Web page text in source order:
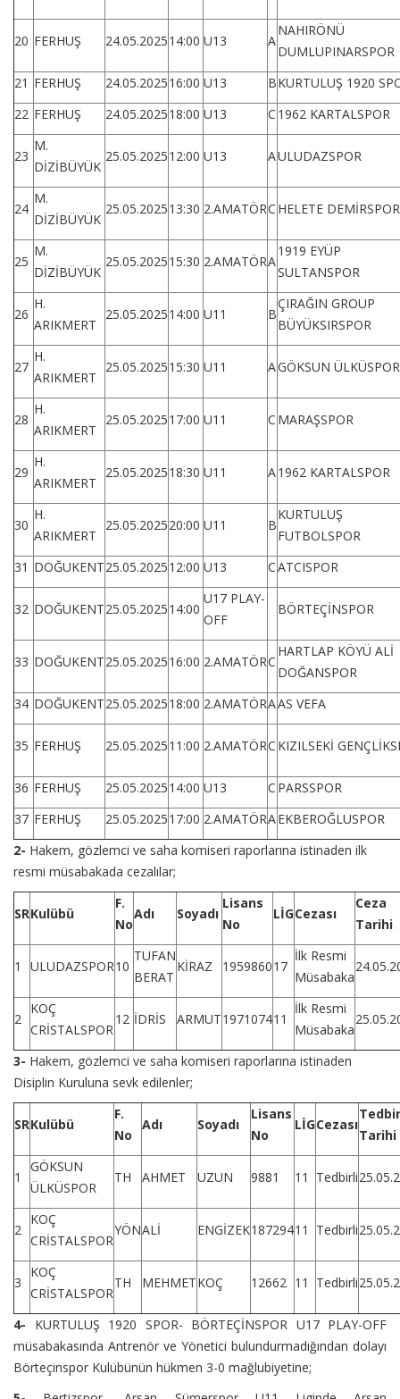
20 FERHUŞ 24.05.202514:00 U13 A
NAHIRÖNÜ
DUMLUPINARSPOR
21 FERHUŞ 24.05.202516:00 U13 BKURTULUŞ 1920
22 FERHUŞ 24.05.202518:00 U13 C 1962 KARTALSPOR
23
M.
DİZİBÜYÜK
25.05.202512:00 U13 AULUDAZSPOR
24
M.
DİZİBÜYÜK
25.05.202513:30 2.AMATÖRC HELETE DEMİRSPOR
25
M.
DİZİBÜYÜK
25.05.202515:30 2.AMATÖRA
1919 EYÜP
SULTANSPOR
26
H.
ARIKMERT
25.05.202514:00 U11 B
ÇIRAĞIN GROUP
BÜYÜKSIRSPOR
27
H.
ARIKMERT
25.05.202515:30 U11 AGÖKSUN ÜLKÜSPOR
28
H.
ARIKMERT
25.05.202517:00 U11 C MARAŞSPOR
29
H.
ARIKMERT
25.05.202518:30 U11 A1962 KARTALSPOR
30
H.
ARIKMERT
25.05.202520:00 U11 B
KURTULUŞ
FUTBOLSPOR
31 DOĞUKENT25.05.202512:00 U13 CATCISPOR
32 DOĞUKENT25.05.202514:00
U17 PLAY-
OFF
BÖRTEÇİNSPOR
33 DOĞUKENT25.05.202516:00 2.AMATÖRC
HARTLAP KÖYÜ ALİ
DOĞANSPOR
34 DOĞUKENT25.05.202518:00 2.AMATÖRAAS VEFA
35 FERHUŞ 25.05.202511:00 2.AMATÖRC KIZILSEKİ
36 FERHUŞ 25.05.202514:00 U13 C PARSSPOR
37 FERHUŞ 25.05.202517:00 2.AMATÖRAEKBEROĞLUSPOR
2- Hakem, gözlemci ve saha komiseri raporlarına istinaden ilk
resmi müsabakada cezalılar;
SRKulübü
F.
No
Adı Soyadı
Lisans
No
LİGCezası
Ceza
Tarihi
1 ULUDAZSPOR10
TUFAN
BERAT
KİRAZ 195986017
İlk Resmi
Müsabaka
2
KOÇ
CRİSTALSPOR
12 İDRİS ARMUT197107411
İlk Resmi
Müsabaka
3- Hakem, gözlemci ve saha komiseri raporlarına istinaden
Disiplin Kuruluna sevk edilenler;
SRKulübü
F.
No
Adı Soyadı
Lisans
No
LİGCezası
Tedbir
Tarihi
1
GÖKSUN
ÜLKÜSPOR
TH AHMET UZUN 9881 11 Tedbirli
2
KOÇ
CRİSTALSPOR
YÖNALİ ENGİZEK18729411 Tedbirli
3
KOÇ
CRİSTALSPOR
TH MEHMETKOÇ 12662 11 Tedbirli
4- KURTULUŞ 1920 SPOR- BÖRTEÇİNSPOR U17 PLAY-OFF
müsabakasında Antrenör ve Yönetici bulundurmadığından dolayı
Börteçinspor Kulübünün hükmen 3-0 mağlubiyetine;